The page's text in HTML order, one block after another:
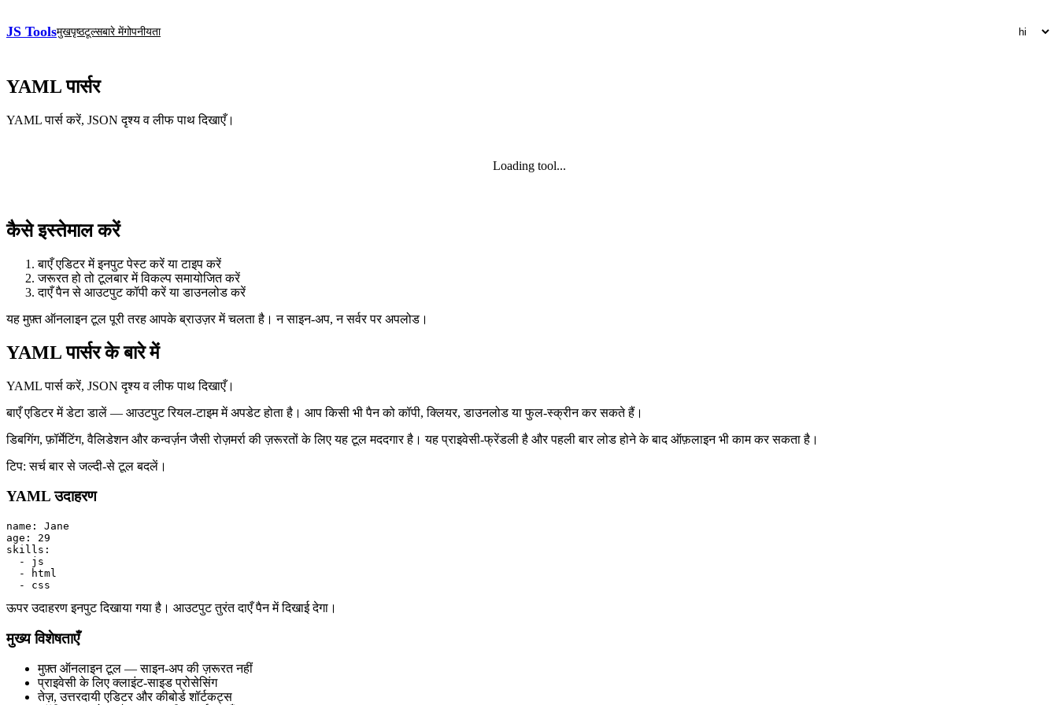
JS Toolsमुखपृष्ठटूल्सबारे मेंगोपनीयता
YAML पार्सर
YAML पार्स करें, JSON दृश्य व लीफ पाथ दिखाएँ।
Loading tool...
कैसे इस्तेमाल करें
बाएँ एडिटर में इनपुट पेस्ट करें या टाइप करें
जरूरत हो तो टूलबार में विकल्प समायोजित करें
दाएँ पैन से आउटपुट कॉपी करें या डाउनलोड करें
यह मुफ़्त ऑनलाइन टूल पूरी तरह आपके ब्राउज़र में चलता है। न साइन‑अप, न सर्वर पर अपलोड।
YAML पार्सर के बारे में
YAML पार्स करें, JSON दृश्य व लीफ पाथ दिखाएँ।
बाएँ एडिटर में डेटा डालें — आउटपुट रियल‑टाइम में अपडेट होता है। आप किसी भी पैन को कॉपी, क्लियर, डाउनलोड या फुल‑स्क्रीन कर सकते हैं।
डिबगिंग, फ़ॉर्मेटिंग, वैलिडेशन और कन्वर्ज़न जैसी रोज़मर्रा की ज़रूरतों के लिए यह टूल मददगार है। यह प्राइवेसी‑फ्रेंडली है और पहली बार लोड होने के बाद ऑफ़लाइन भी काम कर सकता है।
टिप: सर्च बार से जल्दी‑से टूल बदलें।
YAML उदाहरण
name: Jane
age: 29
skills:
  - js
  - html
  - css
ऊपर उदाहरण इनपुट दिखाया गया है। आउटपुट तुरंत दाएँ पैन में दिखाई देगा।
मुख्य विशेषताएँ
मुफ़्त ऑनलाइन टूल — साइन‑अप की ज़रूरत नहीं
प्राइवेसी के लिए क्लाइंट‑साइड प्रोसेसिंग
तेज़, उत्तरदायी एडिटर और कीबोर्ड शॉर्टकट्स